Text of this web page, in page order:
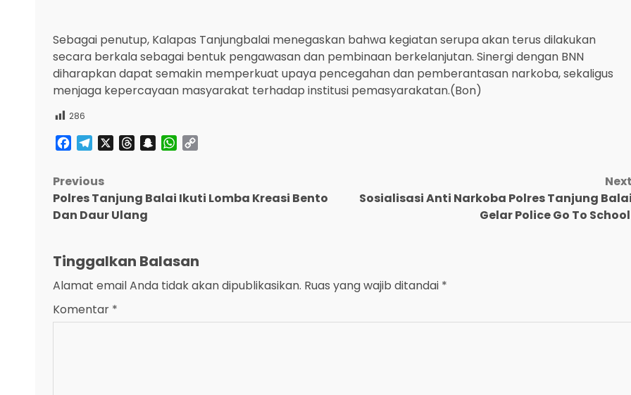
‎Sebagai penutup, Kalapas Tanjungbalai menegaskan bahwa kegiatan serupa akan terus dilakukan
secara berkala sebagai bentuk pengawasan dan pembinaan berkelanjutan. Sinergi dengan BNN
diharapkan dapat semakin memperkuat upaya pencegahan dan pemberantasan narkoba, sekaligus
menjaga kepercayaan masyarakat terhadap institusi pemasyarakatan.(Bon)
286
Facebook
TelegramThreadsSnapchatWhatsApp
Post
navigation
Previous
Polres Tanjung Balai Ikuti Lomba Kreasi Bento
Dan Daur Ulang
Next
Sosialisasi Anti Narkoba Polres Tanjung Balai
Gelar Police Go To School
Tinggalkan Balasan
Alamat email Anda tidak akan dipublikasikan. Ruas yang wajib ditandai *
Komentar *